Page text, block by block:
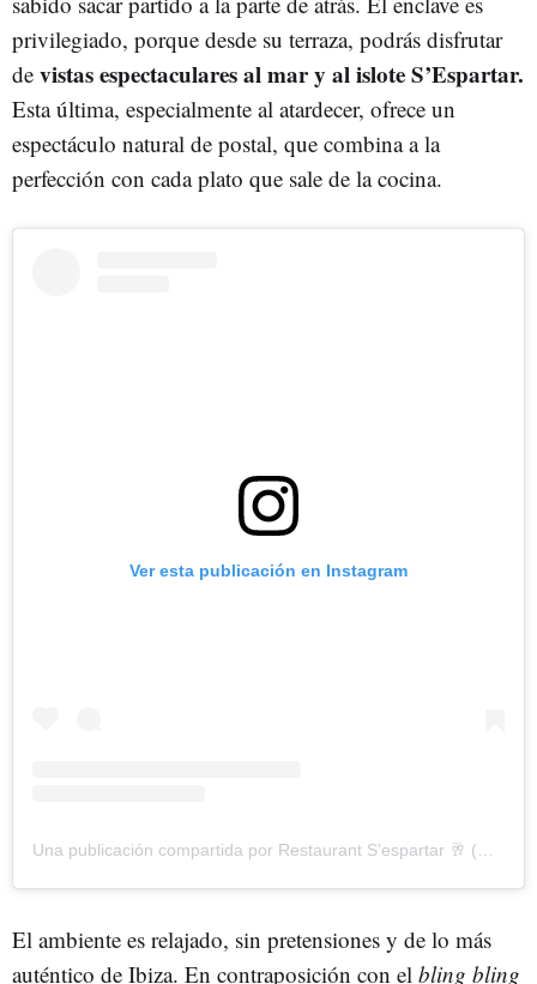
privilegiado, porque desde su terraza, podrás disfrutar
de vistas espectaculares al mar y al islote S’Espartar.
Esta última, especialmente al atardecer, ofrece un
espectáculo natural de postal, que combina a la
perfección con cada plato que sale de la cocina.
Ver esta publicación en Instagram
El ambiente es relajado, sin pretensiones y de lo más
auténtico de Ibiza. En contraposición con el bling bling